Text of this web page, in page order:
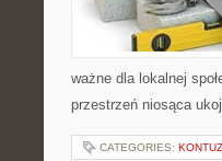
ważne dla lokalnej
przestrzeń niosąca
CATEGORIES: